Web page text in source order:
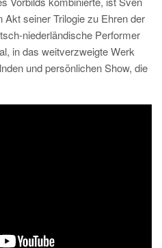
seiner Trilogie zu Ehren der
niederländische Performer
in das weitverzweigte Werk
und persönlichen Show, die